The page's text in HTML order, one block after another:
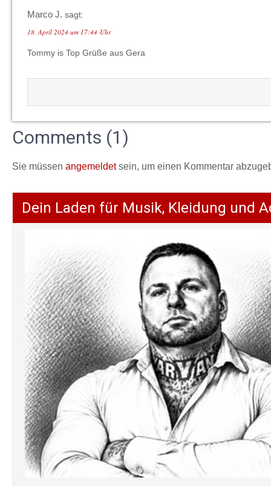
Marco J. sagt:
18. April 2024 um 17:44 Uhr
Tommy is Top Grüße aus Gera
Comments (1)
Sie müssen angemeldetsein, um einen Kommentar
Dein Laden für Musik, Kleidung und